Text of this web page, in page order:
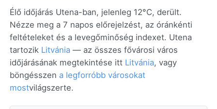
Élő időjárás Utena-ban, jelenleg 12°C, derült.
Nézze meg a 7 napos előrejelzést, az óránkénti
feltételeket és a levegőminőség indexet. Utena
tartozik Litvánia — az összes fővárosi város
időjárásának megtekintése itt Litvánia, vagy
böngésszen a legforróbb városokat
mostvilágszerte.